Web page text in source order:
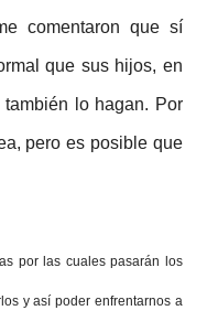
comentaron que sí
que sus hijos, en
lo hagan. Por
pero es posible que
por las cuales pasarán los
y asípoder enfrentarnos a